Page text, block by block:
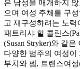
은 남성을 매개하지
으며 여성 주체를 구
고 재구성하려는 노력
패트리샤 힐 콜린스
(Susan Stryker)와 같
다양한 범주의 여성
부치와 펨, 트랜스여